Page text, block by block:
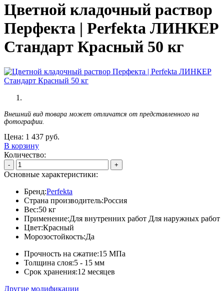
Цветной кладочный раствор
Перфекта | Perfekta ЛИНКЕР
Стандарт Красный 50 кг
Внешний вид товара может отличатся от представленного на
фотографии.
Цена: 1 437 руб.
В корзину
Количество:
- +
Основные характеристики:
Бренд:Perfekta
Страна производитель:Россия
Вес:50 кг
Применение:Для внутренних работ Для наружных работ
Цвет:Красный
Морозостойкость:Да
Прочность на сжатие:15 МПа
Толщина слоя:5 - 15 мм
Срок хранения:12 месяцев
Другие модификации